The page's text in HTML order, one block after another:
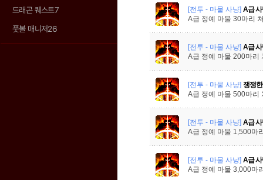
드래곤 퀘스트7
풋볼 매니저26
[전투 - 마물 사냥] A급
A급 정예 마물 30마리
[전투 - 마물 사냥] A급
A급 정예 마물 200마리
[전투 - 마물 사냥] 쟁쟁
A급 정예 마물 500마리
[전투 - 마물 사냥] A급
A급 정예 마물 1,500마
[전투 - 마물 사냥] A급
A급 정예 마물 3,000마